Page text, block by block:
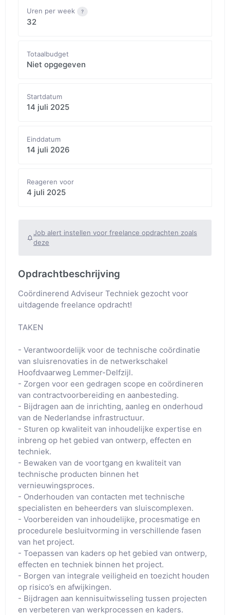
Uren per week ?
32
Totaalbudget
Niet opgegeven
Startdatum
14 juli 2025
Einddatum
14 juli 2026
Reageren voor
4 juli 2025
Job alert instellen voor freelance opdrachten zoals
deze
Opdrachtbeschrijving
Coördinerend Adviseur Techniek gezocht voor
uitdagende freelance opdracht!
TAKEN
- Verantwoordelijk voor de technische coördinatie
van sluisrenovaties in de netwerkschakel
Hoofdvaarweg Lemmer-Delfzijl.
- Zorgen voor een gedragen scope en coördineren
van contractvoorbereiding en aanbesteding.
- Bijdragen aan de inrichting, aanleg en onderhoud
van de Nederlandse infrastructuur.
- Sturen op kwaliteit van inhoudelijke expertise en
inbreng op het gebied van ontwerp, effecten en
techniek.
- Bewaken van de voortgang en kwaliteit van
technische producten binnen het
vernieuwingsproces.
- Onderhouden van contacten met technische
specialisten en beheerders van sluiscomplexen.
- Voorbereiden van inhoudelijke, procesmatige en
procedurele besluitvorming in verschillende fasen
van het project.
- Toepassen van kaders op het gebied van ontwerp,
effecten en techniek binnen het project.
- Borgen van integrale veiligheid en toezicht houden
op risico’s en afwijkingen.
- Bijdragen aan kennisuitwisseling tussen projecten
en verbeteren van werkprocessen en kaders.